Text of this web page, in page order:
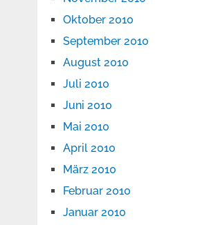
Oktober 2010
September 2010
August 2010
Juli 2010
Juni 2010
Mai 2010
April 2010
März 2010
Februar 2010
Januar 2010